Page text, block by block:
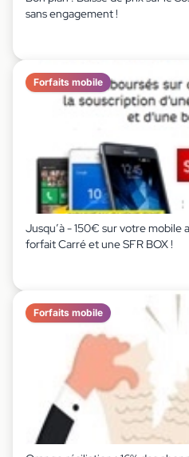
sans engagement !
Forfaits mobile
Jusqu’à - 150€ sur votre mobile
forfait Carré et une SFR BOX !
Forfaits mobile